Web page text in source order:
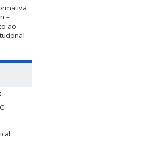
–
ao